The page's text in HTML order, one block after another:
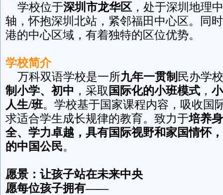
学校位于深圳市龙华区 ，处于深圳地理
轴，怀抱深圳北站，紧邻福田中心区。同
港的中心区域，有着独特的区位优势。
学校简介
万科双语学校是一所九年一贯制 民办学
制小学、初中 ，采取 国际化的小班模式 ，
人生/班。学校基于国家课程内容，吸收国
求适合学生成长规律的教育。致力于培养
全、学力卓越，具有国际视野和家国情怀
的中国公民。
愿景：让孩子站在未来中央
愿每位孩子拥有——